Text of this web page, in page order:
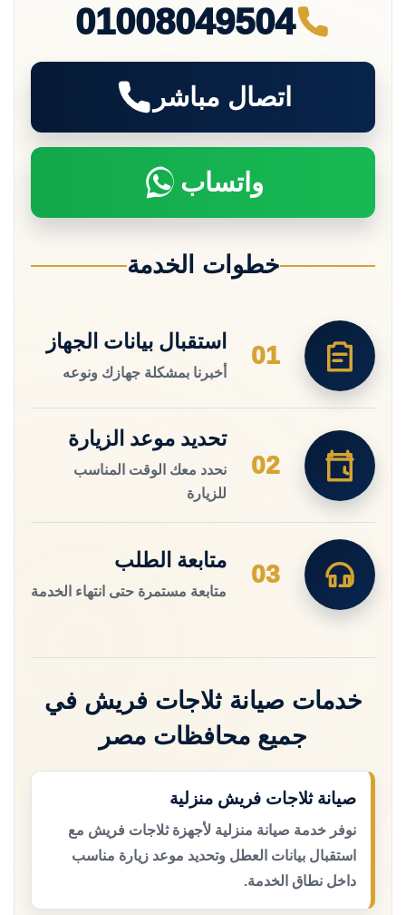
01008049504
اتصال مباشر
واتساب
خطوات الخدمة
01
استقبال بيانات الجهاز
أخبرنا بمشكلة جهازك ونوعه
02
تحديد موعد الزيارة
نحدد معك الوقت المناسب
للزيارة
03
متابعة الطلب
متابعة مستمرة حتى انتهاء الخدمة
خدمات صيانة ثلاجات فريش في
جميع محافظات مصر
صيانة ثلاجات فريش منزلية
نوفر خدمة صيانة منزلية لأجهزة ثلاجات فريش مع
استقبال بيانات العطل وتحديد موعد زيارة مناسب
داخل نطاق الخدمة.